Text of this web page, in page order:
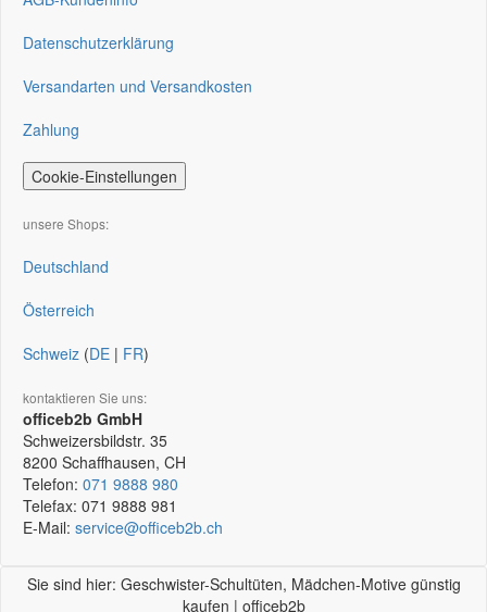
Datenschutzerklärung
Versandarten und Versandkosten
Zahlung
Cookie-Einstellungen
unsere Shops:
Deutschland
Österreich
Schweiz (DE | FR)
kontaktieren Sie uns:
officeb2b GmbH
Schweizersbildstr. 35
8200 Schaffhausen, CH
Telefon: 071 9888 980
Telefax: 071 9888 981
E-Mail: service@officeb2b.ch
Sie sind hier: Geschwister-Schultüten, Mädchen-Motive günstig
kaufen | officeb2b